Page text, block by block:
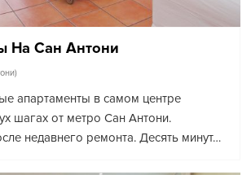
На Сан Антони
апартаменты в самом центре
шагах от метро Сан Антони.
недавнего ремонта. Десять минут…